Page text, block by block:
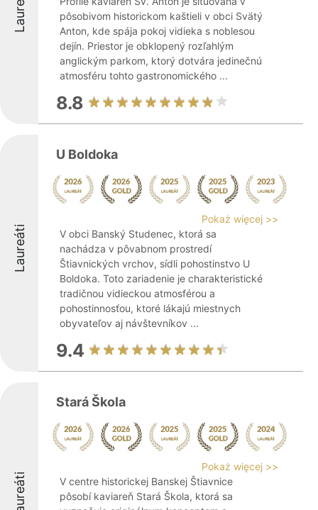
pôsobivom historickom kaštieli v obci Svätý
Anton, kde spája pokoj vidieka s noblesou
dejín. Priestor je obklopený rozľahlým
anglickým parkom, ktorý dotvára jedinečnú
atmosféru tohto gastronomického ...
8.8
Laureáti
U Boldoka
Pokaż więcej >>
V obci Banský Studenec, ktorá sa
nachádza v pôvabnom prostredí
Štiavnických vrchov, sídli pohostinstvo U
Boldoka. Toto zariadenie je charakteristické
tradičnou vidieckou atmosférou a
pohostinnosťou, ktoré lákajú miestnych
obyvateľov aj návštevníkov ...
9.4
Laureáti
Stará Škola
Pokaż więcej >>
V centre historickej Banskej Štiavnice
pôsobí kaviareň Stará Škola, ktorá sa